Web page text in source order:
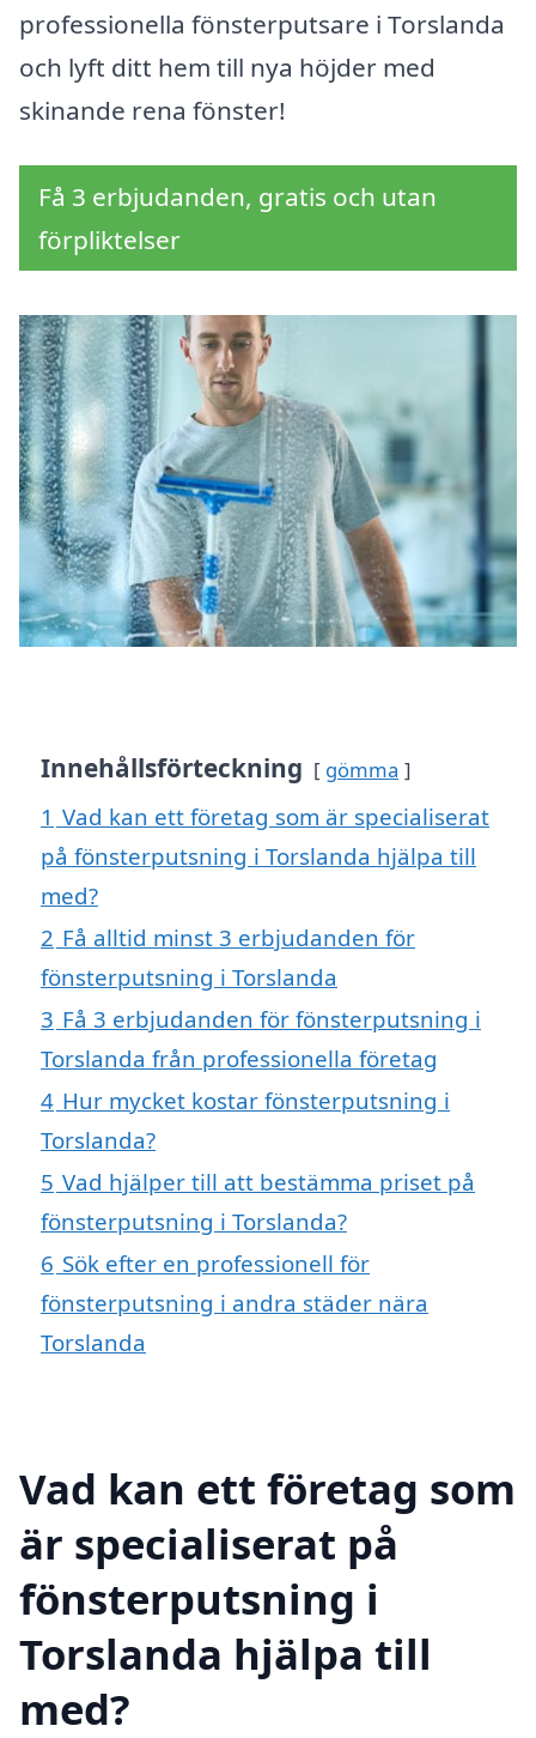
professionella fönsterputsare i Torslanda
och lyft ditt hem till nya höjder med
skinande rena fönster!
Få 3 erbjudanden, gratis och utan
förpliktelser
Innehållsförteckning gömma
1 Vad kan ett företag som är specialiserat
på fönsterputsning i Torslanda hjälpa till
med?
2 Få alltid minst 3 erbjudanden för
fönsterputsning i Torslanda
3 Få 3 erbjudanden för fönsterputsning i
Torslanda från professionella företag
4 Hur mycket kostar fönsterputsning i
Torslanda?
5 Vad hjälper till att bestämma priset på
fönsterputsning i Torslanda?
6 Sök efter en professionell för
fönsterputsning i andra städer nära
Torslanda
Vad kan ett företag som
är specialiserat på
fönsterputsning i
Torslanda hjälpa till
med?